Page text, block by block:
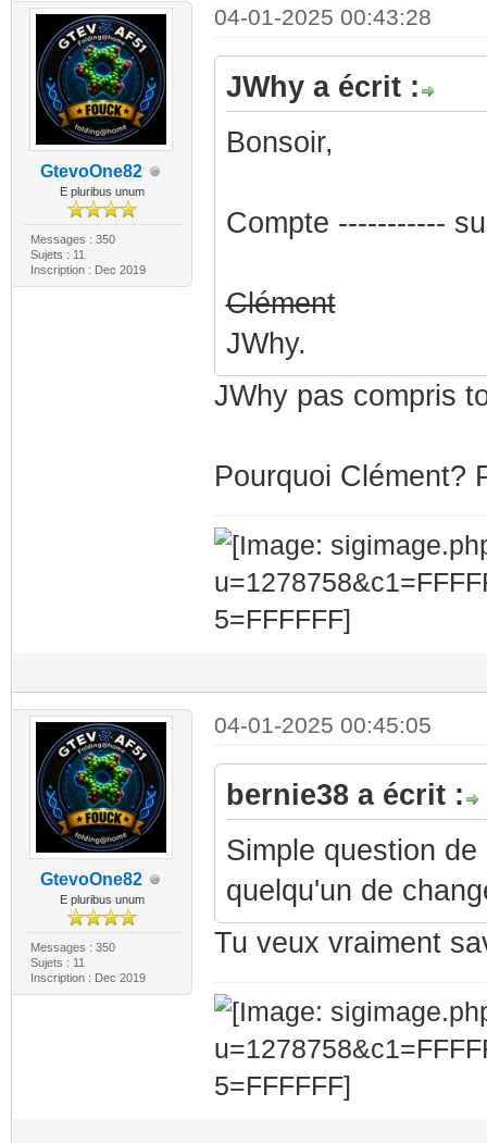
GtevoOne82
E pluribus unum
Messages : 350
Sujets : 11
Inscription : Dec 2019
04-01-2025 00:43:28
JWhy a écrit :
Bonsoir,
Compte -----------
Clément
JWhy.
JWhy pas compris
Pourquoi Clément?
GtevoOne82
E pluribus unum
Messages : 350
Sujets : 11
Inscription : Dec 2019
04-01-2025 00:45:05
bernie38 a écrit :
Simple question
quelqu'un de
Tu veux vraiment